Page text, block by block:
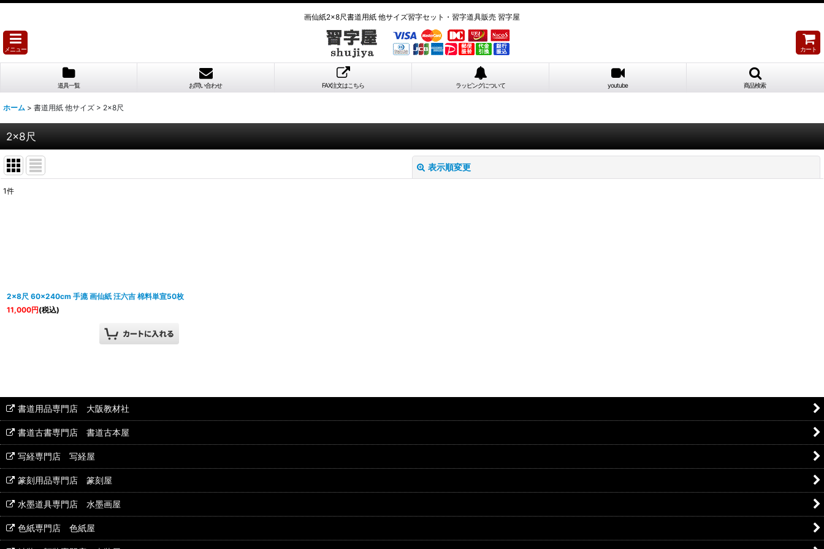
画仙紙2×8尺書道用紙 他サイズ習字セット・習字道具販売 習字屋
メニュー カート
道具一覧 お問い合わせ FAX注文はこちら ラッピングについて youtube 商品検索
ホーム > 書道用紙 他サイズ > 2×8尺
2×8尺
表示順変更
1件
2×8尺 60×240cm 手漉 画仙紙 汪六吉 棉料単宣50枚
11,000円(税込)
書道用品専門店 大阪教材社
書道古書専門店 書道古本屋
写経専門店 写経屋
篆刻用品専門店 篆刻屋
水墨道具専門店 水墨画屋
色紙専門店 色紙屋